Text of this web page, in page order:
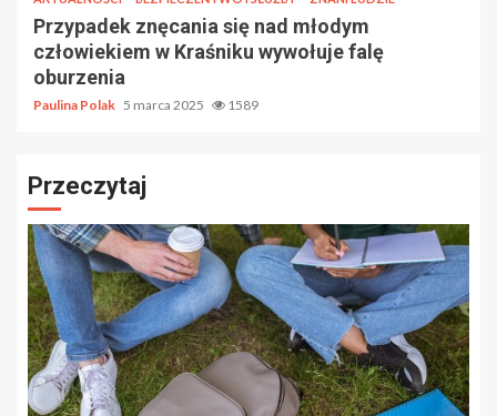
Przypadek znęcania się nad młodym
człowiekiem w Kraśniku wywołuje falę
oburzenia
Paulina Polak 5 marca 2025 1589
Przeczytaj